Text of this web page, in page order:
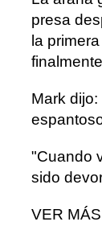
presa
la
Mark
"Cuando
sido
VER